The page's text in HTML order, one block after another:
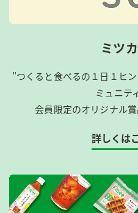
ミツ
”つくると食べるの１日１ヒ
ミュニテ
会員限定のオリジナル
詳しくは